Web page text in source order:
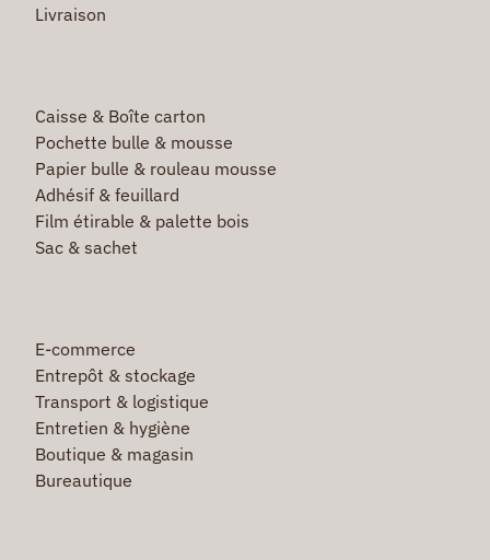
Livraison
Caisse & Boîte carton
Pochette bulle & mousse
Papier bulle & rouleau mousse
Adhésif & feuillard
Film étirable & palette bois
Sac & sachet
E-commerce
Entrepôt & stockage
Transport & logistique
Entretien & hygiène
Boutique & magasin
Bureautique